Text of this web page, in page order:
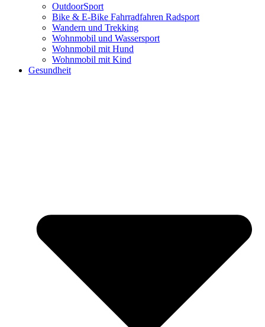
OutdoorSport
Bike & E-Bike Fahrradfahren Radsport
Wandern und Trekking
Wohnmobil und Wassersport
Wohnmobil mit Hund
Wohnmobil mit Kind
Gesundheit